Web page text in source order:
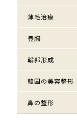
薄毛治療
豊胸
輪郭形成
韓国の美容整形
鼻の整形